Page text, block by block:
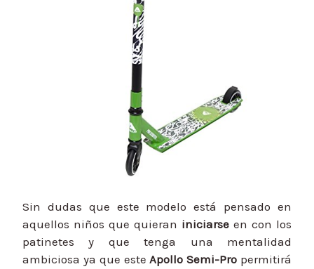
Sin dudas que este modelo está pensado en
aquellos niños que quieran iniciarse en con los
patinetes y que tenga una mentalidad
ambiciosa ya que este Apollo Semi-Pro permitirá